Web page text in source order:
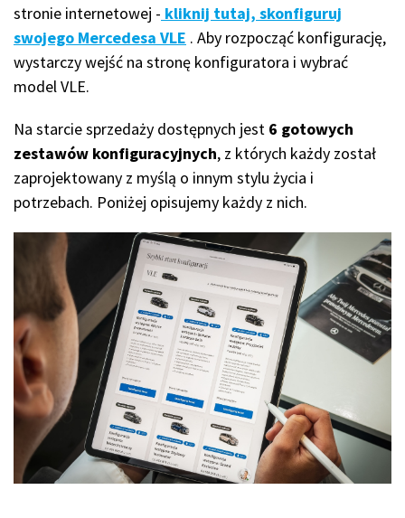
stronie internetowej - kliknij tutaj, skonfiguruj
swojego Mercedesa VLE . Aby rozpocząć konfigurację,
wystarczy wejść na stronę konfiguratora i wybrać
model VLE.
Na starcie sprzedaży dostępnych jest 6 gotowych
zestawów konfiguracyjnych, z których każdy został
zaprojektowany z myślą o innym stylu życia i
potrzebach. Poniżej opisujemy każdy z nich.